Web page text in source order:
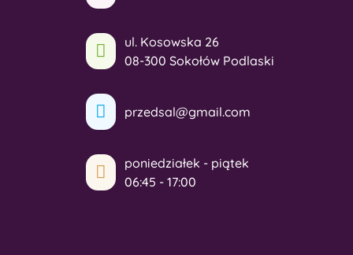
ul. Kosowska 26
08-300 Sokołów Podlaski
przedsal@gmail.com
poniedziałek - piątek
06:45 - 17:00